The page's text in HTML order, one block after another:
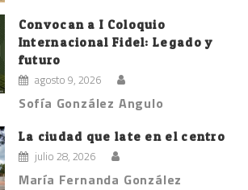
Convocan a I Coloquio
Internacional Fidel: Legado y
futuro
agosto 9, 2026
Sofía González Angulo
La ciudad que late en el centro
julio 28, 2026
María Fernanda González